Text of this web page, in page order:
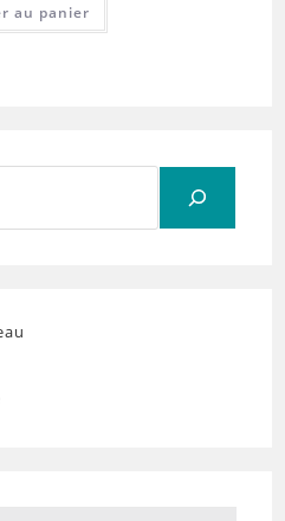
au panier